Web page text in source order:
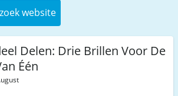
website
Delen: Drie Brillen Voor De
Één